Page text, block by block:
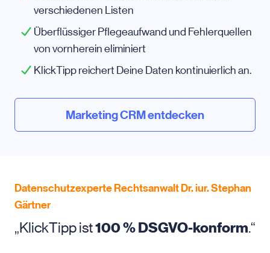
verschiedenen Listen
Überflüssiger Pflegeaufwand und Fehlerquellen
von vornherein eliminiert
KlickTipp reichert Deine Daten kontinuierlich an.
Marketing CRM entdecken
Datenschutzexperte Rechtsanwalt Dr. iur. Stephan
Gärtner
„KlickTipp ist100 % DSGVO-konform.“